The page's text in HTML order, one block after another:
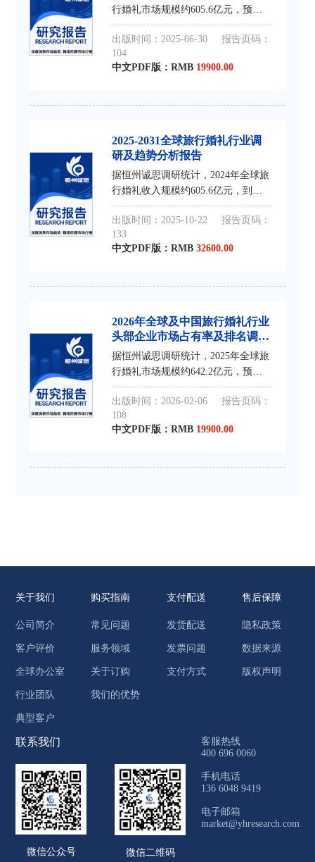
行婚礼市场规模约605.6亿元，预计
未来将持续保持平稳增长的态势，到
2031年市场规模将接近925.9亿元，
未来六年CAGR为6.3%。 从核心市场
看，中国旅行婚礼
出版时间：2025-06-30
报告页码：
104
中文PDF版：RMB 19900.00
2025-2031全球旅行婚礼行业调
研及趋势分析报告
据恒州诚思调研统计，2024年全球旅
行婚礼收入规模约605.6亿元，到
2031年收入规模将接近925.9亿元，
2025-2031年CAGR为6.3%。 从核心
市场看，中国旅行婚礼市场占据全球
约 %的市
出版时间：2025-10-22
报告页码：
133
中文PDF版：RMB32600.00
2026年全球及中国旅行婚礼行业
头部企业市场占有率及排名调研
报告
据恒州诚思调研统计，2025年全球旅
行婚礼市场规模约642.2亿元，预计
未来将持续保持平稳增长的态势，到
2032年市场规模将接近981.7亿元，
未来六年CAGR为6.3%。 从核心市场
看，中国旅行婚礼
出版时间：2026-02-06
报告页码：
108
中文PDF版：RMB 19900.00
关于我们
公司简介
客户评价
全球办公室
行业团队
典型客户
购买指南
常见问题
服务领域
关于订购
我们的优势
支付配送
发货配送
发票问题
支付方式
售后保障
隐私政策
数据来源
版权声明
联系我们
微信公众号 微信二维码
客服热线
400 696 0060
手机电话
136 6048 9419
电子邮箱
market@yhresearch.com